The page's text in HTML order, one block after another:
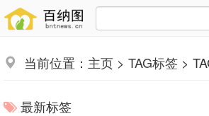
当前位置： 主页 > TAG标签 >
最新标签